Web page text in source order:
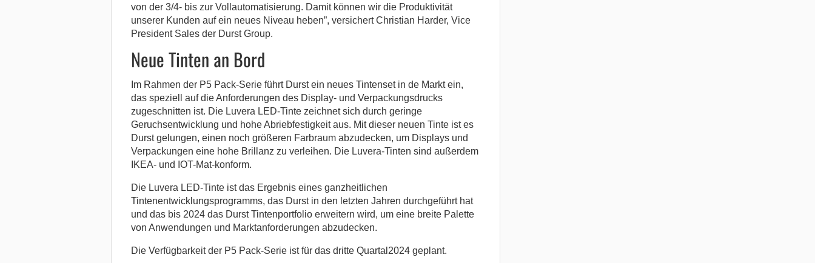
von der 3/4- bis zur Vollautomatisierung. Damit können wir die Produktivität
unserer Kunden auf ein neues Niveau heben”, versichert Christian Harder, Vice
President Sales der Durst Group.
Neue Tinten an Bord
Im Rahmen der P5 Pack-Serie führt Durst ein neues Tintenset in de Markt ein,
das speziell auf die Anforderungen des Display- und Verpackungsdrucks
zugeschnitten ist. Die Luvera LED-Tinte zeichnet sich durch geringe
Geruchsentwicklung und hohe Abriebfestigkeit aus. Mit dieser neuen Tinte ist es
Durst gelungen, einen noch größeren Farbraum abzudecken, um Displays und
Verpackungen eine hohe Brillanz zu verleihen. Die Luvera-Tinten sind außerdem
IKEA- und IOT-Mat-konform.
Die Luvera LED-Tinte ist das Ergebnis eines ganzheitlichen
Tintenentwicklungsprogramms, das Durst in den letzten Jahren durchgeführt hat
und das bis 2024 das Durst Tintenportfolio erweitern wird, um eine breite Palette
von Anwendungen und Marktanforderungen abzudecken.
Die Verfügbarkeit der P5 Pack-Serie ist für das dritte Quartal2024 geplant.